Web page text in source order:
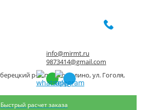
р-н, пос. Томилино, ул. Гоголя,
info@mirmt.ru
9873414@gmail.com
Быстрый расчет заказа
г/к н/с